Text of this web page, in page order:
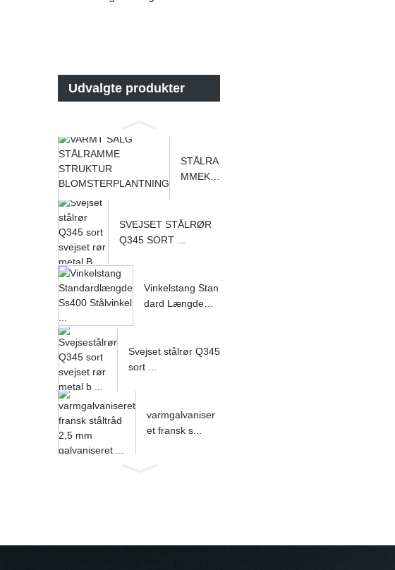
Udvalgte produkter
STÅLRA
MMEKO
Å VARM
SVEJSET STÅLRØR
Q345 SORT ...
Vinkelstang Stan
dard Længde
Svejset stålrør Q345
sort ...
varmgalvaniser
et fransk s...